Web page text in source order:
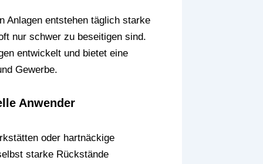
Anlagen entstehen täglich starke
nur schwer zu beseitigen sind.
entwickelt und bietet eine
Gewerbe.
Anwender
oder hartnäckige
starke Rückstände